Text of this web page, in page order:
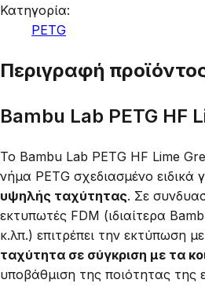
Κατηγορία:
PETG
Περιγραφή
Bambu Lab PETG HF
Το Bambu Lab PETG HF Lime
νήμα PETG σχεδιασμένο ειδικά
υψηλής ταχύτητας. Σε
εκτυπωτές FDM (ιδιαίτερα
κ.λπ.) επιτρέπει την εκτύπωση
ταχύτητα σε σύγκριση με τα
υποβάθμιση της ποιότητας της